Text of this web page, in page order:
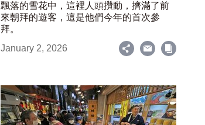
飄落的雪花中，這裡人頭攢動，擠滿了前
來朝拜的遊客，這是他們今年的首次參
拜。
January 2, 2026